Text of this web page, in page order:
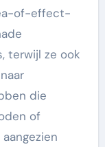
of-effect-
terwijl ze ook
die
of